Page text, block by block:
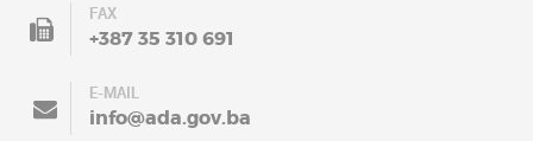
FAX
+387 35 310 691
E-MAIL
info@ada.gov.ba